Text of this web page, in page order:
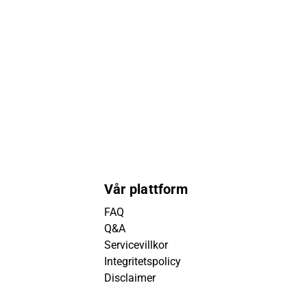
Vår plattform
FAQ
Q&A
Servicevillkor
Integritetspolicy
Disclaimer